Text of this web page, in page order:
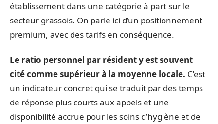
établissement dans une catégorie à part sur le
secteur grassois. On parle ici d’un positionnement
premium, avec des tarifs en conséquence.
Le ratio personnel par résident y est souvent
cité comme supérieur à la moyenne locale. C’est
un indicateur concret qui se traduit par des temps
de réponse plus courts aux appels et une
disponibilité accrue pour les soins d’hygiène et de